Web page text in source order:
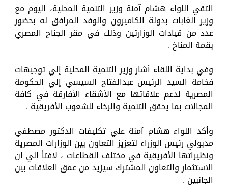
التقي اللواء هشام آمنة وزير التنمية المحلية، اليوم مع
وزير الغابات بدولة الكاميرون والوفد المرافق له بحضور
عدد من قيادات الوزارتين وذلك في مقر الجناح المصري
بقمة المناخ .
وفي بداية اللقاء أشار وزير التنمية المحلية إلي توجيهات
فخامة السيد الرئيس عبدالفتاح السيسي إلي الحكومة
المصرية لدعم علاقاتها مع الأشقاء الأفارقة في كافة
المجالات بما يحقق التنمية والرخاء للشعوب الأفريقية .
وأكد اللواء هشام آمنة علي تكليفات الدكتور مصطفي
مدبولي رئيس الوزراء لتعزيز التعاون بين الوزارات المصرية
ونظيراتها الأفريقية في مختلف القطاعات ، لافتاً إلي ان
الاستثمار والتعاون المشترك سيزيد من عمق العلاقات بين
الجانبين .